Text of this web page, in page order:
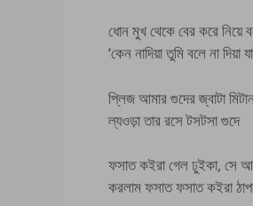
ধোন মুখ থেকে বের করে নিয়ে
‘কেন নাদিয়া তুমি বলে না দিয়া
প্লিজ আমার গুদের জ্বাটা
ল্যওড়া তার রসে টসটসা গুদে
ফসাত কইরা গেল ঢুইকা, সে
করলাম ফসাত ফসাত কইরা